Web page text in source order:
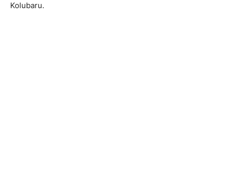
Kolubaru.